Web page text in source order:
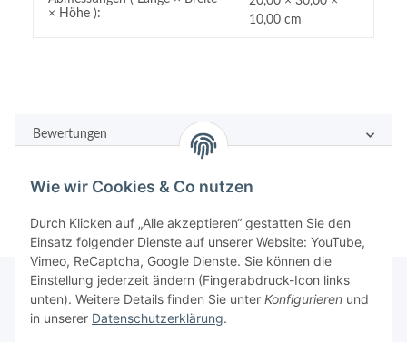
× Höhe ):
10,00 cm
Bewertungen
Rechtliches
Wie wir Cookies & Co nutzen
Durch Klicken auf „Alle akzeptieren“ gestatten Sie den
Einsatz folgender Dienste auf unserer Website: YouTube,
Vimeo, ReCaptcha, Google Dienste. Sie können die
Einstellung jederzeit ändern (Fingerabdruck-Icon links
unten). Weitere Details finden Sie unter Konfigurieren und
in unserer Datenschutzerklärung.